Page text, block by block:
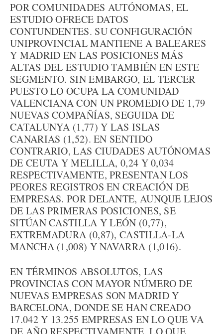
POR COMUNIDADES AUTÓNOMAS, EL
ESTUDIO OFRECE DATOS
CONTUNDENTES. SU CONFIGURACIÓN
UNIPROVINCIAL MANTIENE A BALEARES
Y MADRID EN LAS POSICIONES MÁS
ALTAS DEL ESTUDIO TAMBIÉN EN ESTE
SEGMENTO. SIN EMBARGO, EL TERCER
PUESTO LO OCUPA LA COMUNIDAD
VALENCIANA CON UN PROMEDIO DE 1,79
NUEVAS COMPAÑÍAS, SEGUIDA DE
CATALUNYA (1,77) Y LAS ISLAS
CANARIAS (1,52). EN SENTIDO
CONTRARIO, LAS CIUDADES AUTÓNOMAS
DE CEUTA Y MELILLA, 0,24 Y 0,034
RESPECTIVAMENTE, PRESENTAN LOS
PEORES REGISTROS EN CREACIÓN DE
EMPRESAS. POR DELANTE, AUNQUE LEJOS
DE LAS PRIMERAS POSICIONES, SE
SITÚAN CASTILLA Y LEÓN (0,77),
EXTREMADURA (0,87), CASTILLA-LA
MANCHA (1,008) Y NAVARRA (1,016).
EN TÉRMINOS ABSOLUTOS, LAS
PROVINCIAS CON MAYOR NÚMERO DE
NUEVAS EMPRESAS SON MADRID Y
BARCELONA, DONDE SE HAN CREADO
17.042 Y 13.255 EMPRESAS EN LO QUE VA
DE AÑO RESPECTIVAMENTE, LO QUE